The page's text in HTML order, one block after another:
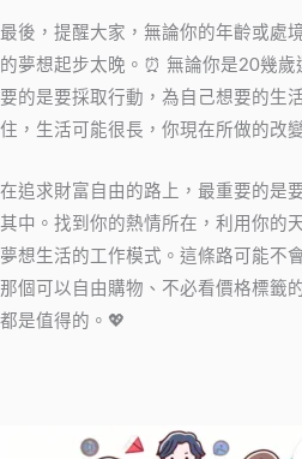
最後，提醒大家，無論你的年齡或處
的夢想起步太晚。⏰ 無論你是20幾
要的是要採取行動，為自己想要的生
住，生活可能很長，你現在所做的改
在追求財富自由的路上，最重要的是
其中。找到你的熱情所在，利用你的
夢想生活的工作模式。這條路可能不
那個可以自由購物、不必看價格標籤
都是值得的。💖